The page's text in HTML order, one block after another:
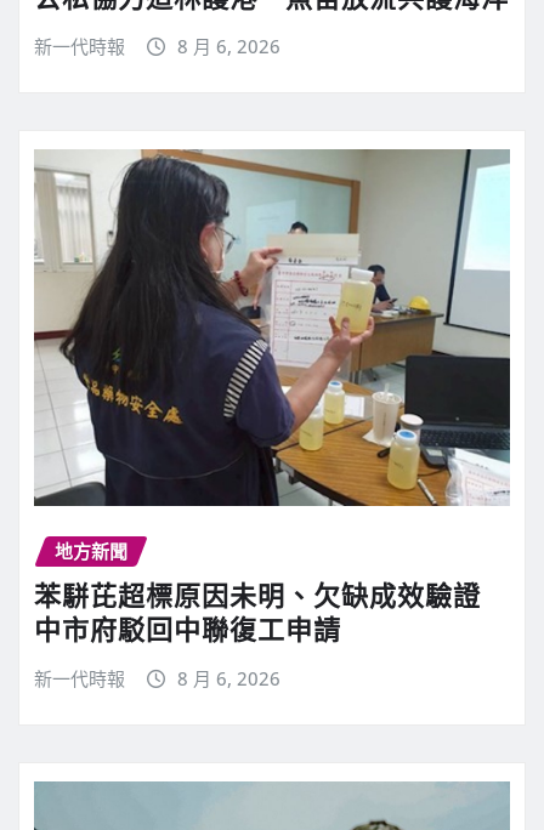
新一代時報 8 月 6, 2026
地方新聞
苯駢芘超標原因未明、欠缺成效驗證
中市府駁回中聯復工申請
新一代時報 8 月 6, 2026